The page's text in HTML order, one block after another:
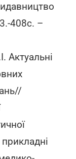
408с. –
Актуальні